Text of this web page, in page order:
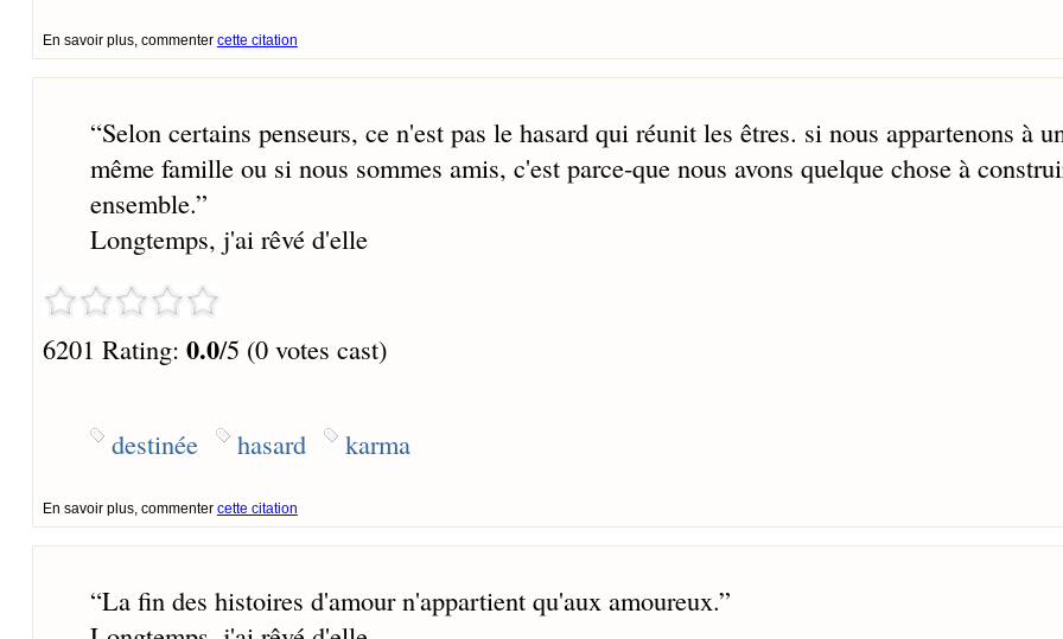
En savoir plus, commenter cette citation
“Selon certains penseurs, ce n'est pas le hasard qui réunit les êtres. si nous appartenons à
même famille ou si nous sommes amis, c'est parce-que nous avons quelque chose à
ensemble.”
Longtemps, j'ai rêvé d'elle
6201 Rating: 0.0/5 (0 votes cast)
destinée hasard karma
En savoir plus, commenter cette citation
“La fin des histoires d'amour n'appartient qu'aux amoureux.”